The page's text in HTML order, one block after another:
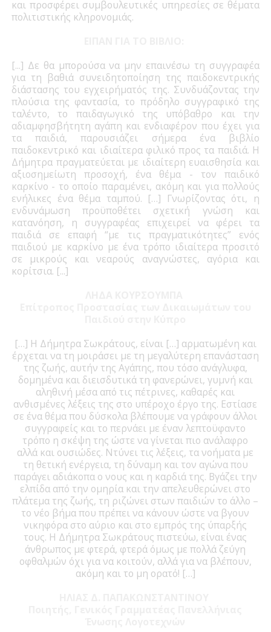
και προσφέρει συμβουλευτικές υπηρεσίες σε θέματα
πολιτιστικής κληρονομιάς.
[...] Δε θα μπορούσα να μην επαινέσω τη συγγραφέα
για τη βαθιά συνειδητοποίηση της παιδοκεντρικής
διάστασης του εγχειρήματός της. Συνδυάζοντας την
πλούσια της φαντασία, το πρόδηλο συγγραφικό της
ταλέντο, το παιδαγωγικό της υπόβαθρο και την
αδιαμφησβήτητη αγάπη και ενδιαφέρον που έχει για
τα παιδιά, παρουσιάζει σήμερα ένα βιβλίο
παιδοκεντρικό και ιδιαίτερα φιλικό προς τα παιδιά. Η
Δήμητρα πραγματεύεται με ιδιαίτερη ευαισθησία και
αξιοσημείωτη προσοχή, ένα θέμα - τον παιδικό
καρκίνο - το οποίο παραμένει, ακόμη και για πολλούς
ενήλικες ένα θέμα ταμπού. […] Γνωρίζοντας ότι, η
ενδυνάμωση προϋποθέτει σχετική γνώση και
κατανόηση, η συγγραφέας επιχειρεί να φέρει τα
παιδιά σε επαφή “με τις πραγματικότητες” ενός
παιδιού με καρκίνο με ένα τρόπο ιδιαίτερα προσιτό
σε μικρούς και νεαρούς αναγνώστες, αγόρια και
κορίτσια. [...]
[…] Η Δήμητρα Σωκράτους, είναι […] αρματωμένη και
έρχεται να τη μοιράσει με τη μεγαλύτερη επανάσταση
της ζωής, αυτήν της Αγάπης, που τόσο ανάγλυφα,
δομημένα και διεισδυτικά τη φανερώνει, γυμνή και
αληθινή μέσα από τις πέτρινες, καθαρές και
ανθισμένες λέξεις της στο υπέροχο έργο της. Εστίασε
σε ένα θέμα που δύσκολα βλέπουμε να γράφουν άλλοι
συγγραφείς και το περνάει με έναν λεπτοϋφαντο
τρόπο η σκέψη της ώστε να γίνεται πιο ανάλαφρο
αλλά και ουσιώδες. Ντύνει τις λέξεις, τα νοήματα με
τη θετική ενέργεια, τη δύναμη και τον αγώνα που
παράγει αδιάκοπα ο νους και η καρδιά της. Βγάζει την
ελπίδα από την ομηρία και την απελευθερώνει στο
πλάτεμα της ζωής, τη ριζώνει στων παιδιών το άλλο –
το νέο βήμα που πρέπει να κάνουν ώστε να βγουν
νικηφόρα στο αύριο και στο εμπρός της ύπαρξής
τους. Η Δήμητρα Σωκράτους πιστεύω, είναι ένας
άνθρωπος με φτερά, φτερά όμως με πολλά ζεύγη
οφθαλμών όχι για να κοιτούν, αλλά για να βλέπουν,
ακόμη και το μη ορατό! […]